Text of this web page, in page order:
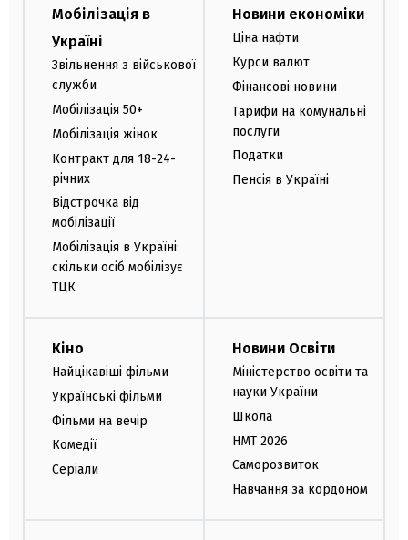
Мобілізація в
Україні
Звільнення з військової
служби
Мобілізація 50+
Мобілізація жінок
Контракт для 18-24-
річних
Відстрочка від
мобілізації
Мобілізація в Україні:
скільки осіб мобілізує
ТЦК
Новини економіки
Ціна нафти
Курси валют
Фінансові новини
Тарифи на комунальні
послуги
Податки
Пенсія в Україні
Кіно
Найцікавіші фільми
Українські фільми
Фільми на вечір
Комедії
Серіали
Новини Освіти
Міністерство освіти та
науки України
Школа
НМТ 2026
Саморозвиток
Навчання за кордоном